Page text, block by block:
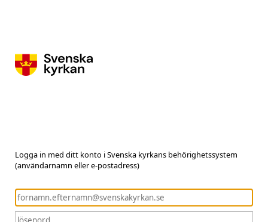
Logga in med ditt konto i Svenska kyrkans behörighetssystem
(användarnamn eller e-postadress)